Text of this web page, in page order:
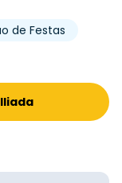
de Festas